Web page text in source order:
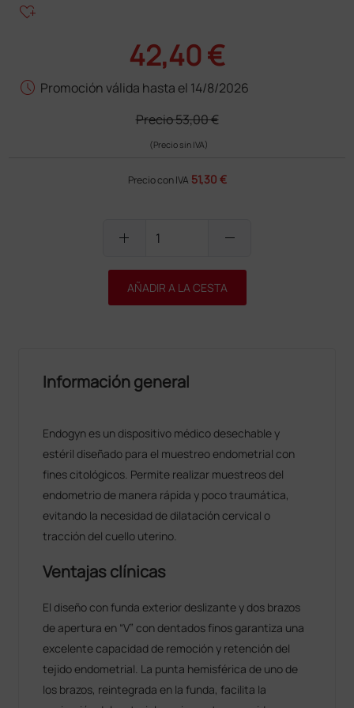
heart_plus
42,40 €
schedule Promoción válida hasta el 14/8/2026
Precio53,00 €
(Precio sin IVA)
Precio con IVA 51,30 €
add remove
AÑADIR A LA CESTA
Información general
Endogyn es un dispositivo médico desechable y
estéril diseñado para el muestreo endometrial con
fines citológicos. Permite realizar muestreos del
endometrio de manera rápida y poco traumática,
evitando la necesidad de dilatación cervical o
tracción del cuello uterino.
Ventajas clínicas
El diseño con funda exterior deslizante y dos brazos
de apertura en “V” con dentados finos garantiza una
excelente capacidad de remoción y retención del
tejido endometrial. La punta hemisférica de uno de
los brazos, reintegrada en la funda, facilita la